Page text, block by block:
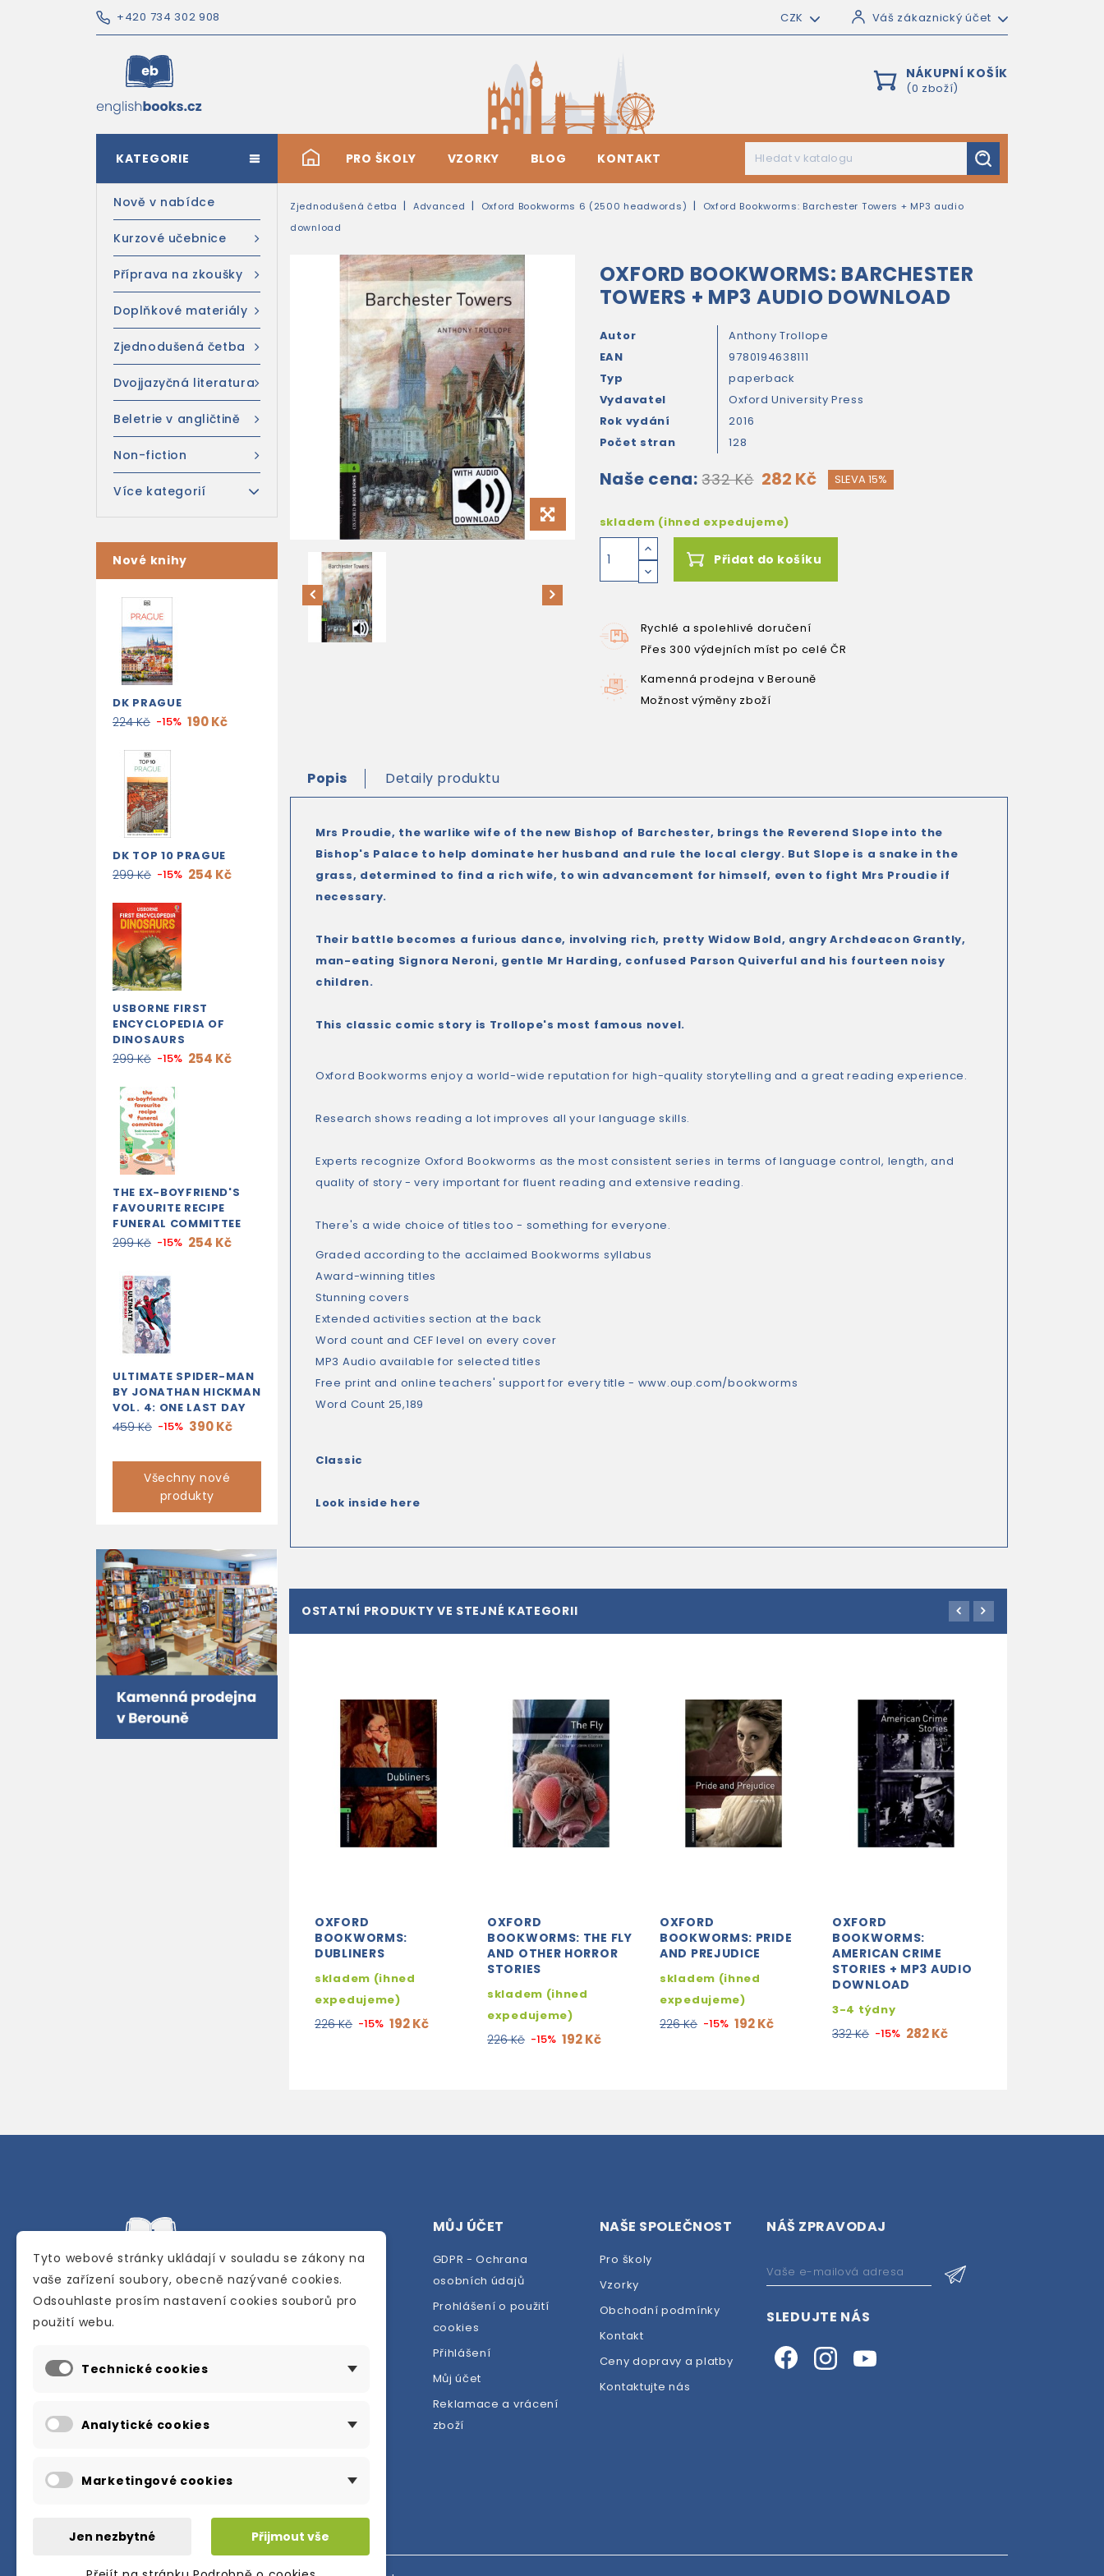
+420 734 302 908 CZK Váš zákaznický účet
NÁKUPNÍ KOŠÍK
(0 zboží)
# PRO ŠKOLY VZORKY BLOG KONTAKT
KATEGORIE
Nově v nabídce
Kurzové učebnice
Příprava na zkoušky
Doplňkové materiály
Zjednodušená četba
Dvojjazyčná literatura
Beletrie v angličtině
Non-fiction
Více kategorií
Nové knihy
DK PRAGUE
224 Kč -15% 190 Kč
DK TOP 10 PRAGUE
299 Kč -15% 254 Kč
USBORNE FIRST
ENCYCLOPEDIA OF
DINOSAURS
299 Kč -15% 254 Kč
THE EX-BOYFRIEND'S
FAVOURITE RECIPE
FUNERAL COMMITTEE
299 Kč -15% 254 Kč
ULTIMATE SPIDER-MAN
BY JONATHAN HICKMAN
VOL. 4: ONE LAST DAY
459 Kč -15% 390 Kč
Všechny nové
produkty
Zjednodušená četba Advanced Oxford Bookworms 6 (2500 headwords)
Oxford Bookworms: Barchester Towers + MP3 audio
download
OXFORD BOOKWORMS: BARCHESTER
TOWERS + MP3 AUDIO DOWNLOAD
Autor
Anthony Trollope
EAN
9780194638111
Typ
paperback
Vydavatel
Oxford University Press
Rok vydání
2016
Počet stran
128
Naše cena: 332 Kč 282 Kč SLEVA 15%
skladem (ihned expedujeme)
Přidat do košíku
Rychlé a spolehlivé doručení
Přes 300 výdejních míst po celé ČR
Kamenná prodejna v Berouně
Možnost výměny zboží
Popis Detaily produktu
Mrs Proudie, the warlike wife of the new Bishop of Barchester, brings the Reverend Slope into the
Bishop's Palace to help dominate her husband and rule the local clergy. But Slope is a snake in the
grass, determined to find a rich wife, to win advancement for himself, even to fight Mrs Proudie if
necessary.
Their battle becomes a furious dance, involving rich, pretty Widow Bold, angry Archdeacon Grantly,
man-eating Signora Neroni, gentle Mr Harding, confused Parson Quiverful and his fourteen noisy
children.
This classic comic story is Trollope's most famous novel.
Oxford Bookworms enjoy a world-wide reputation for high-quality storytelling and a great reading experience.
Research shows reading a lot improves all your language skills.
Experts recognize Oxford Bookworms as the most consistent series in terms of language control, length, and
quality of story - very important for fluent reading and extensive reading.
There's a wide choice of titles too - something for everyone.
Graded according to the acclaimed Bookworms syllabus
Award-winning titles
Stunning covers
Extended activities section at the back
Word count and CEF level on every cover
MP3 Audio available for selected titles
Free print and online teachers' support for every title - www.oup.com/bookworms
Word Count 25,189
Classic
Look inside here
OSTATNÍ PRODUKTY VE STEJNÉ KATEGORII
OXFORD
BOOKWORMS:
DUBLINERS
skladem (ihned
expedujeme)
226 Kč -15% 192 Kč
OXFORD
BOOKWORMS: THE FLY
AND OTHER HORROR
STORIES
skladem (ihned
expedujeme)
226 Kč -15% 192 Kč
OXFORD
BOOKWORMS: PRIDE
AND PREJUDICE
skladem (ihned
expedujeme)
226 Kč -15% 192 Kč
OXFORD
BOOKWORMS:
AMERICAN CRIME
STORIES + MP3 AUDIO
DOWNLOAD
3-4 týdny
332 Kč -15% 282 Kč
Internetové a kamenné knihkupectví se
anglického jazyka.
Karly Machové 48 Beroun 266 01
info@englishbooks.cz
MŮJ ÚČET
GDPR - Ochrana
osobních údajů
Prohlášení o použití
cookies
Přihlášení
Můj účet
Reklamace a vrácení
zboží
NAŠE SPOLEČNOST
Pro školy
Vzorky
Obchodní podmínky
Kontakt
Ceny dopravy a platby
Kontaktujte nás
NÁŠ ZPRAVODAJ
SLEDUJTE NÁS
Tyto webové stránky ukládají v souladu se zákony na
vaše zařízení soubory, obecně nazývané cookies.
Odsouhlaste prosím nastavení cookies souborů pro
použití webu.
Technické cookies
Analytické cookies
Marketingové cookies
Jen nezbytné Přijmout vše